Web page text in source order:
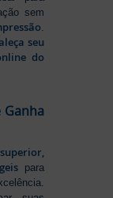
sem
.
seu
do
Ganha
para